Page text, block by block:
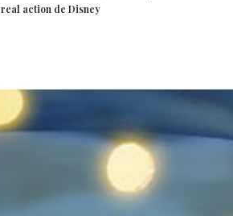
real action de Disney